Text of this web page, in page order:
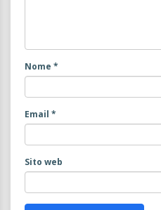
Nome *
Email *
Sito web